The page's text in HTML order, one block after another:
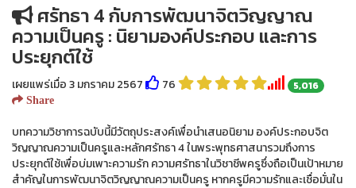
ศรัทธา 4 กับการพัฒนาจิตวิญญาณ
ความเป็นครู : นิยามองค์ประกอบ และการ
ประยุกต์ใช้
เผยแพร่เมื่อ 3 มกราคม 2567 76 5,016
Share
บทความวิชาการฉบับนี้มีวัตถุประสงค์เพื่อนำเสนอนิยาม องค์ประกอบจิต
วิญญาณความเป็นครูและหลักศรัทธา 4 ในพระพุทธศาสนารวมถึงการ
ประยุกต์ใช้เพื่อบ่มเพาะความรัก ความศรัทธาในวิชาชีพครูซึ่งถือเป็นเป้าหมาย
สำคัญในการพัฒนาจิตวิญญาณความเป็นครู หากครูมีความรักและเชื่อมั่นใน